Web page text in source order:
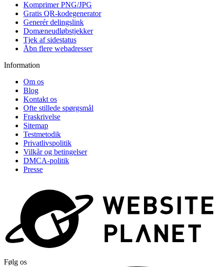
Komprimer PNG/JPG
Gratis QR-kodegenerator
Generér delingslink
Domæneudløbstjekker
Tjek af sidestatus
Åbn flere webadresser
Information
Om os
Blog
Kontakt os
Ofte stillede spørgsmål
Fraskrivelse
Sitemap
Testmetodik
Privatlivspolitik
Vilkår og betingelser
DMCA-politik
Presse
Følg os